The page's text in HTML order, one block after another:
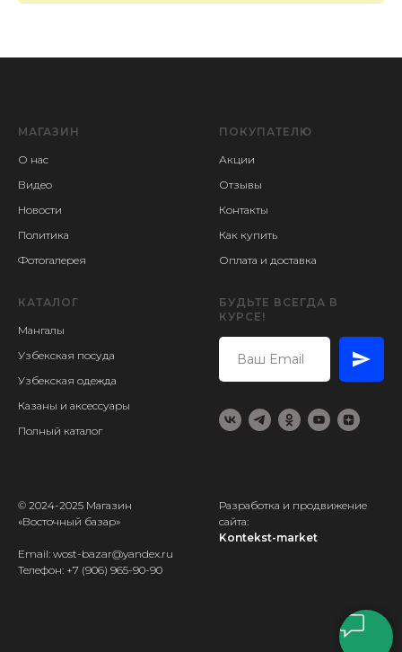
МАГАЗИН
О нас
Видео
Новости
Политика
Фотогалерея
ПОКУПАТЕЛЮ
Акции
Отзывы
Контакты
Как купить
Оплата и доставка
КАТАЛОГ
Мангалы
Узбекская посуда
Узбекская одежда
Казаны и аксессуары
Полный каталог
БУДЬТЕ ВСЕГДА В
КУРСЕ!
© 2024-2025 Магазин
«Восточный базар»
Email: wost-bazar@yandex.ru
Телефон: +7 (906) 965-90-90
Разработка и продвижение
сайта:
Kontekst-market